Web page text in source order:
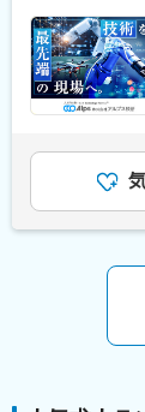
■案件アサ
「エンジ
件、働き
技術を踏
都合の一
変更の範
くの配属
十分に考
先企業の
内喫煙可
一通り駅
前駅(沖
園駅(福